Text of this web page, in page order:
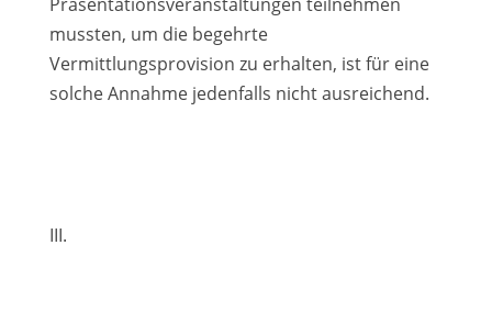
mussten, um die begehrte
Vermittlungsprovision zu erhalten, ist für eine
solche Annahme jedenfalls nicht ausreichend.
III.